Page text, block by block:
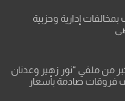
إدارية وحزبية
من ملفي “نور زهير وعدنان
فروقات صادمة بأسعار